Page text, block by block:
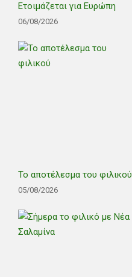
Ετοιμάζεται για Ευρώπη
06/08/2026
Το αποτέλεσμα του φιλικού
05/08/2026